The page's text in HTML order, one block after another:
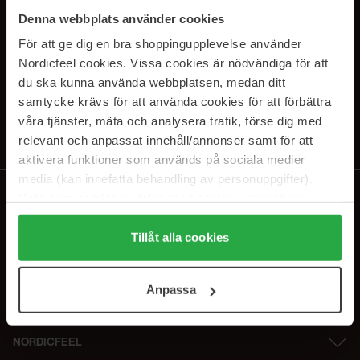
Denna webbplats använder cookies
För att ge dig en bra shoppingupplevelse använder
Nordicfeel cookies. Vissa cookies är nödvändiga för att
du ska kunna använda webbplatsen, medan ditt
samtycke krävs för att använda cookies för att förbättra
våra tjänster, mäta och analysera trafik, förse dig med
relevant och anpassat innehåll/annonser samt för att
aktivera funktioner som används på sociala medier
media (kan innefatta behandling av personuppgifter).
Genom att trycka på "Tillåt alla cookies" accepterar du
alla cookies, medan du under "Detaljer" kan anpassa
användningen av cookies. Du kan när som helst återkalla
samt vår Integritetspolicy.
Tillåt alla cookies
Anpassa
PRENUMERERA PÅ VÅRA
NYHETSBREV
Genom att prenumerera accepterar du vårIntegritetspolicy.
Avprenumerera när som helst.
NORDICFEEL